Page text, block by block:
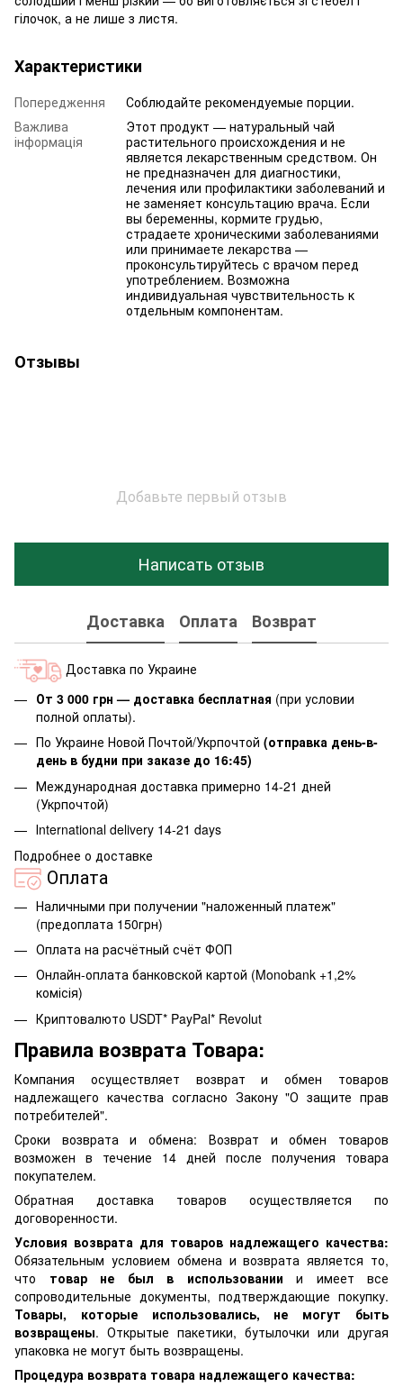
гілочок, а не лише з листя.
Характеристики
Попередження
Соблюдайте рекомендуемые порции.
Важлива
інформація
Этот продукт — натуральный чай
растительного происхождения и не
является лекарственным средством. Он
не предназначен для диагностики,
лечения или профилактики заболеваний и
не заменяет консультацию врача. Если
вы беременны, кормите грудью,
страдаете хроническими заболеваниями
или принимаете лекарства —
проконсультируйтесь с врачом перед
употреблением. Возможна
индивидуальная чувствительность к
отдельным компонентам.
Отзывы
Добавьте первый отзыв
Написать отзыв
Доставка Оплата Возврат
Доставка по Украине
От 3 000 грн — доставка бесплатная (при условии
полной оплаты).
По Украине Новой Почтой/Укрпочтой (отправка день-в-
день в будни при заказе до 16:45)
Международная доставка примерно 14-21 дней
(Укрпочтой)
Іnternational delivery 14-21 days
Подробнее о доставке
Оплата
Наличными при получении "наложенный платеж"
(предоплата 150грн)
Оплата на расчётный счёт ФОП
Онлайн-оплата банковской картой (Monobank +1,2%
комісія)
Криптовалюто USDT* PayPal* Revolut
Правила возврата Товара:
Компания осуществляет возврат и обмен товаров
надлежащего качества согласно Закону "О защите прав
потребителей".
Сроки возврата и обмена: Возврат и обмен товаров
возможен в течение 14 дней после получения товара
покупателем.
Обратная доставка товаров осуществляется по
договоренности.
Условия возврата для товаров надлежащего качества:
Обязательным условием обмена и возврата является то,
что товар не был в использовании и имеет все
сопроводительные документы, подтверждающие покупку.
Товары, которые использовались, не могут быть
возвращены. Открытые пакетики, бутылочки или другая
упаковка не могут быть возвращены.
Процедура возврата товара надлежащего качества: